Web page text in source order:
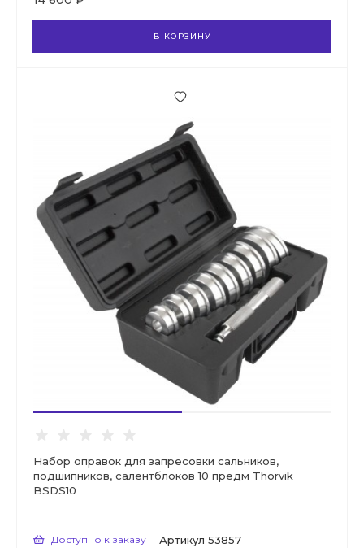
В КОРЗИНУ
Набор оправок для запресовки сальников,
подшипников, салентблоков 10 предм Thorvik
BSDS10
Доступно к заказу Артикул 53857